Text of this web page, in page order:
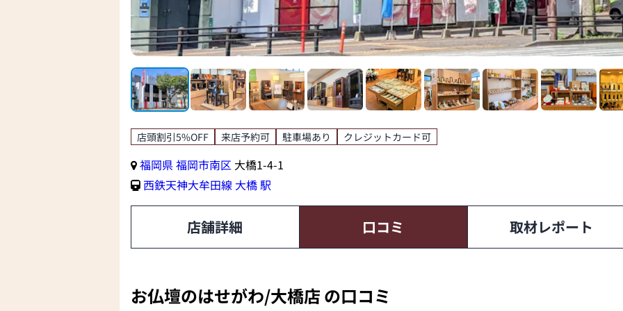
店頭割引5%OFF 来店予約可 駐車場あり クレジットカード可
福岡県福岡市南区 大橋1-4-1
西鉄天神大牟田線 大橋 駅
店舗詳細 口コミ 取材レポート
お仏壇のはせがわ/大橋店 の口コミ